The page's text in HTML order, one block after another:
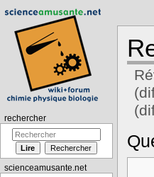
rechercher
scienceamusante.net